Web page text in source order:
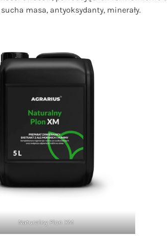
masa, antyoksydanty, minerały.
Naturalny Plon XM